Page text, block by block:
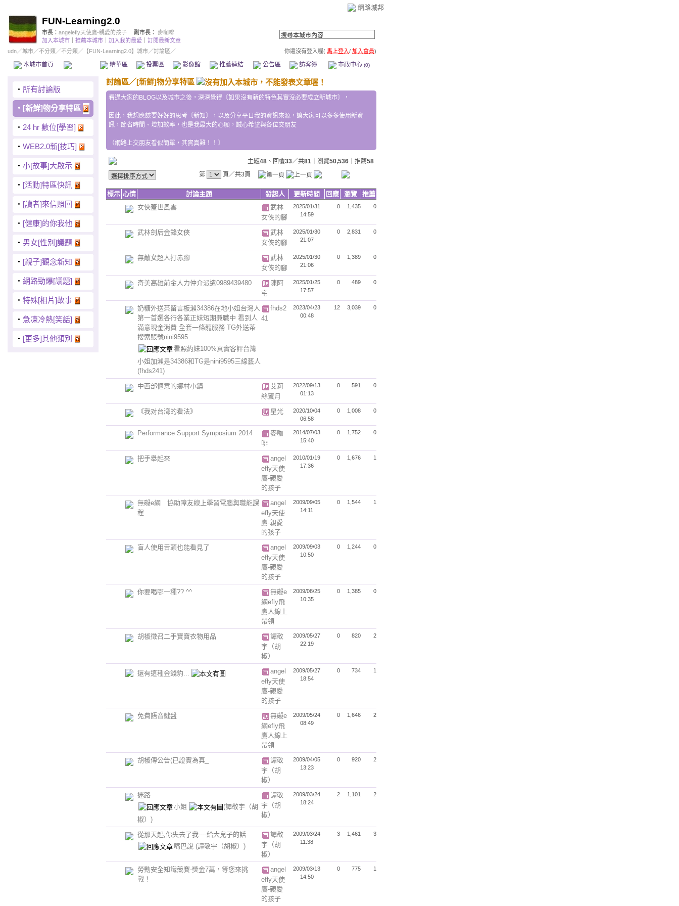
網路城邦
FUN-Learning2.0
市長： angelefly天使鷹-親愛的孩子 副市長：
麥咖啡
加入本城市
推薦本城市 加入我的最愛
訂閱最新文章
udn／城市／不分類 ／不分類 ／ 【FUN-Learning2.0】城市／討論區／ 你還沒有登入喔( 馬上登入/ 加入會員)
本城市首頁 精華區 投票區 影像館 推薦連結 公告區 訪客簿 市政中心 (0)
‧ 所有討論版
‧ [新鮮]物分享特區
‧ 24 hr 數位[學習]
‧ WEB2.0新[技巧]
‧ 小[故事]大啟示
‧ [活動]特區快訊
‧ [讀者]來信照回
‧ [健康]的你我他
‧ 男女[性別]議題
‧ [親子]觀念新知
‧ 網路勁爆[議題]
‧ 特殊[相片]故事
‧ 急凍冷熱[笑話]
‧ [更多]其他類別
討論區／[新鮮]物分享特區
看過大家的BLOG以及城市之後，深深覺得〔如果沒有新的特色其實沒必要成立新城市〕，
因此，我想應該要好好的思考〔新知〕，以及分享平日我的資訊來源，讓大家可以多多使用新資
訊，節省時間、增加效率，也是我最大的心願，誠心希望與各位交朋友
（網路上交朋友看似簡單，其實真難！！〕
主題48 、回覆33／共81 ｜瀏覽50,536 ｜推薦58
第
頁／共3頁
標示 心情 討論主題 發起人 更新時間 回應 瀏覽
推薦
女俠蓋世風雲
武林
女俠的腳
2025/01/31
14:59
0 1,435 0
武林劍后金鋒女俠
武林
女俠的腳
2025/01/30
21:07
0 2,831 0
無敵女超人打赤腳
武林
女俠的腳
2025/01/30
21:06
0 1,389 0
奇美高雄前金人力仲介派遣0989439480
陳阿
宅
2025/01/25
17:57
0 489 0
奶糖外送茶留言板瀨34386在地小姐台灣人
第一首選各行各業正妹短期兼職中 看到人
滿意現金消費 全套一條龍服務 TG外送茶
搜索賬號nini9595
看照約妹100%真實客評台灣
小姐加瀨是34386和TG是nini9595三線藝人
(fhds241)
fhds2
41
2023/04/23
00:48
12 3,039 0
中西部愜意的鄉村小鎮
艾莉
絲蜜月
2022/09/13
01:13
0 591 0
《我对台湾的看法》 星光
2020/10/04
06:58
0 1,008 0
Performance Support Symposium 2014
麥咖
啡
2014/07/03
15:40
0 1,752 0
把手舉起來
angel
efly天使
鷹-親愛
的孩子
2010/01/19
17:36
0 1,676 1
無礙e網 協助障友線上學習電腦與職能課
程
angel
efly天使
鷹-親愛
的孩子
2009/09/05
14:11
0 1,544 1
盲人使用舌頭也能看見了
angel
efly天使
鷹-親愛
的孩子
2009/09/03
10:50
0 1,244 0
你要喝哪一種?? ^^
無礙e
網efly飛
鷹人線上
帶領
2009/08/25
10:35
0 1,385 0
胡椒徵召二手寶寶衣物用品
譚敬
宇（胡
椒）
2009/05/27
22:19
0 820 2
還有這種金錢豹...
angel
efly天使
鷹-親愛
的孩子
2009/05/27
18:54
0 734 1
免費語音鍵盤
無礙e
網efly飛
鷹人線上
帶領
2009/05/24
08:49
0 1,646 2
胡椒傳公告(已證實為真_
譚敬
宇（胡
椒）
2009/04/05
13:23
0 920 2
迷路
小姐
(譚敬宇（胡
椒）)
譚敬
宇（胡
椒）
2009/03/24
18:24
2 1,101 2
從那天起,你失去了我----給大兒子的話
嘴巴說 (譚敬宇（胡椒）)
譚敬
宇（胡
椒）
2009/03/24
11:38
3 1,461 3
勞動安全知識競賽-獎金7萬，等您來挑
戰！
angel
efly天使
鷹-親愛
的孩子
2009/03/13
14:50
0 775 1